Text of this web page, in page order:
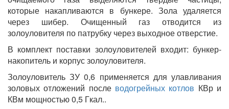
которые накапливаются в бункере. Зола удаляется
через шибер. Очищенный газ отводится из
золоуловителя по патрубку через выходное отверстие.
В комплект поставки золоуловителей входит: бункер-
накопитель и корпус золоуловителя.
Золоуловитель ЗУ 0,6 применяется для улавливания
золовых отложений после водогрейных котлов КВр и
КВм мощностью 0,5 Гкал..